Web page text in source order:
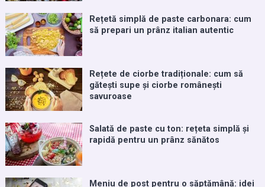
Rețetă simplă de paste carbonara: cum
să prepari un prânz italian autentic
Rețete de ciorbe tradiționale: cum să
gătești supe și ciorbe românești
savuroase
Salată de paste cu ton: rețeta simplă și
rapidă pentru un prânz sănătos
Meniu de post pentru o săptămână: idei